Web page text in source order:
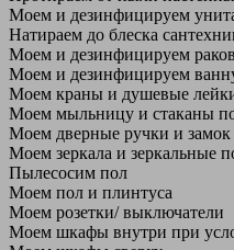
Моем и дезинфицируем
Натираем до блеска
Моем и дезинфицируем
Моем и дезинфицируем
Моем краны и душевые
Моем мыльницу и стаканы
Моем дверные ручки и замок
Моем зеркала и зеркальные
Пылесосим пол
Моем пол и плинтуса
Моем розетки/ выключатели
Моем шкафы внутри при